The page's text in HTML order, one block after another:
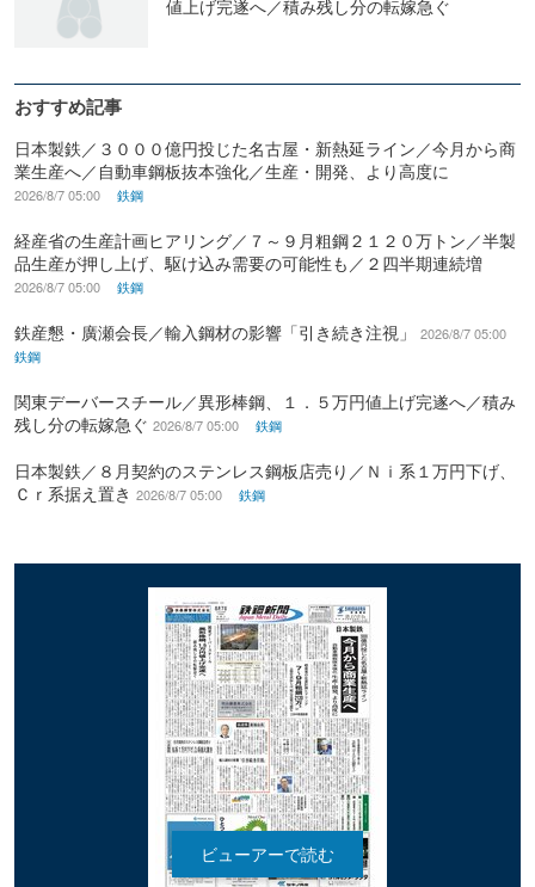
値上げ完遂へ／積み残し分の転嫁急ぐ
おすすめ記事
日本製鉄／３０００億円投じた名古屋・新熱延ライン／今月から商
業生産へ／自動車鋼板抜本強化／生産・開発、より高度に
2026/8/7 05:00 鉄鋼
経産省の生産計画ヒアリング／７～９月粗鋼２１２０万トン／半製
品生産が押し上げ、駆け込み需要の可能性も／２四半期連続増
2026/8/7 05:00 鉄鋼
鉄産懇・廣瀬会長／輸入鋼材の影響「引き続き注視」
2026/8/7 05:00
鉄鋼
関東デーバースチール／異形棒鋼、１．５万円値上げ完遂へ／積み
残し分の転嫁急ぐ 2026/8/7 05:00 鉄鋼
日本製鉄／８月契約のステンレス鋼板店売り／Ｎｉ系１万円下げ、
Ｃｒ系据え置き 2026/8/7 05:00 鉄鋼